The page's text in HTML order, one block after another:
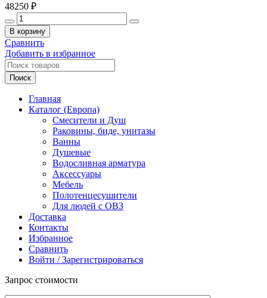
48250 ₽
Количество
товара
СУНЕРЖА
Кантата
3.0
Полотенцесушитель
(электрика),
мм,
ТЭН
Правый,
покрытия)
В корзину
Сравнить
Добавить в избранное
Поиск
Главная
Каталог (Европа)
Смесители и Душ
Раковины, биде, унитазы
Ванны
Душевые
Водосливная арматура
Аксессуары
Мебель
Полотенцесушители
Для людей с ОВЗ
Доставка
Контакты
Избранное
Сравнить
Войти / Зарегистрироваться
Запрос стоимости